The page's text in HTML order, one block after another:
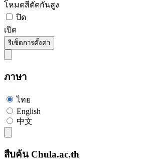
โหมดสีตัดกันสูง
ปิด
เปิด
รีเซ็ตการตั้งค่า
ภาษา
ไทย
English
中文
สืบค้น Chula.ac.th